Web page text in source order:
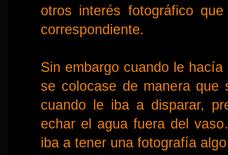
otros interés fotográfico
correspondiente.
Sin embargo cuando le
se colocase de manera
cuando le iba a disparar,
echar el agua fuera del
iba a tener una fotografía